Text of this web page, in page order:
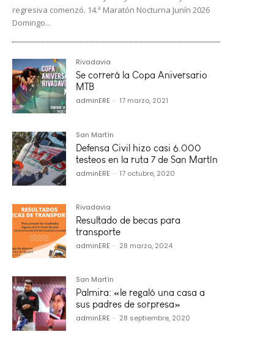
regresiva comenzó. 14.ª Maratón Nocturna Junín 2026
Domingo...
Rivadavia
Se correrá la Copa Aniversario
MTB
adminERE - 17 marzo, 2021
San Martín
Defensa Civil hizo casi 6.000
testeos en la ruta 7 de San Martín
adminERE - 17 octubre, 2020
Rivadavia
Resultado de becas para
transporte
adminERE - 28 marzo, 2024
San Martín
Palmira: «le regaló una casa a
sus padres de sorpresa»
adminERE - 28 septiembre, 2020